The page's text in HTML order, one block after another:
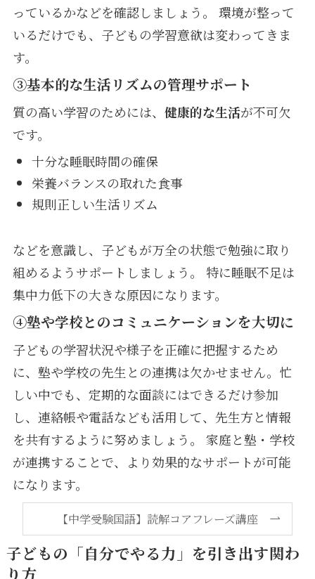
っているかなどを確認しましょう。 環境が整って
いるだけでも、子どもの学習意欲は変わってきま
す。
③基本的な生活リズムの管理サポート
質の高い学習のためには、 健康的な生活が不可欠
です。
十分な睡眠時間の確保
栄養バランスの取れた食事
規則正しい生活リズム
などを意識し、子どもが万全の状態で勉強に取り
組めるようサポートしましょう。 特に睡眠不足は
集中力低下の大きな原因になります。
④塾や学校とのコミュニケーションを大切に
子どもの学習状況や様子を正確に把握するため
に、塾や学校の先生との連携は欠かせません。忙
しい中でも、定期的な面談にはできるだけ参加
し、連絡帳や電話なども活用して、先生方と情報
を共有するように努めましょう。 家庭と塾・学校
が連携することで、より効果的なサポートが可能
になります。
【中学受験国語】読解コアフレーズ講座
子どもの「自分でやる力」を引き出す関わ
り方